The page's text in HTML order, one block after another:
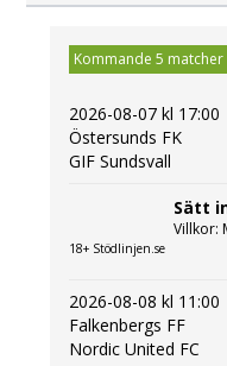
Kommande 5 matcher
2026-08-07 kl 17:00
Östersunds FK
GIF Sundsvall
18+ Stödlinjen.se
Sätt
Villkor:
2026-08-08 kl 11:00
Falkenbergs FF
Nordic United FC